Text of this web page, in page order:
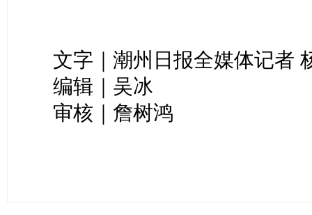
文字｜潮州日报全媒体记者
编辑｜吴冰
审核｜詹树鸿